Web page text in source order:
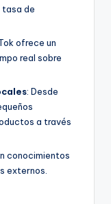
tasa de
ofrece un
real sobre
: Desde
a través
conocimientos
externos.